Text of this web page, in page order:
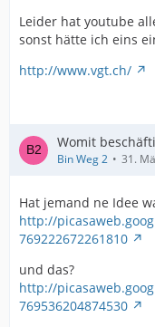
Leider hat youtube
sonst hätte ich eins
http://www.vgt.ch/
Womit
Bin Weg 2 31.
Hat jemand ne Idee
http://
769222672261810
und das?
http://
769536204874530